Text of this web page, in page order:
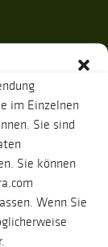
im Einzelnen
Sie sind
Sie können
Wenn Sie
zu, dass zur
E-Mail-
vertraulich
möglich.